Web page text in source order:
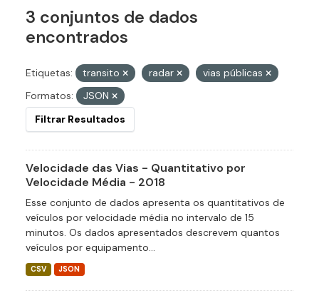
3 conjuntos de dados
encontrados
Etiquetas: transito radar
vias públicas
Formatos:
JSON
Filtrar Resultados
Velocidade das Vias - Quantitativo por
Velocidade Média - 2018
Esse conjunto de dados apresenta os quantitativos de
veículos por velocidade média no intervalo de 15
minutos. Os dados apresentados descrevem quantos
veículos por equipamento...
CSV JSON